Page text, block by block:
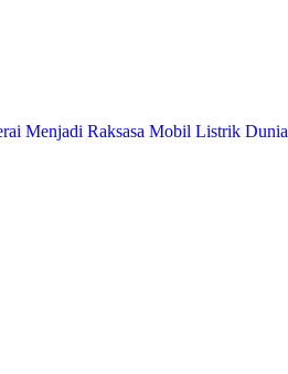
Menjadi Raksasa Mobil Listrik Dunia